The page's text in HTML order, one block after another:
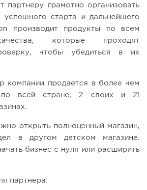
партнеру грамотно организовать
успешного старта и дальнейшего
производит продукты по всем
которые проходят
чтобы убедиться в их
компании продается в более чем
по всей стране, 2 своих и 21
открыть полноценный магазин,
в другом детском магазине.
бизнес с нуля или расширить
партнера: